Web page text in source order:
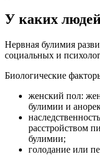
У каких
Нервная булимия
социальных и
Биологические
женский пол:
булимии и
расстройством
булимии;
голодание или